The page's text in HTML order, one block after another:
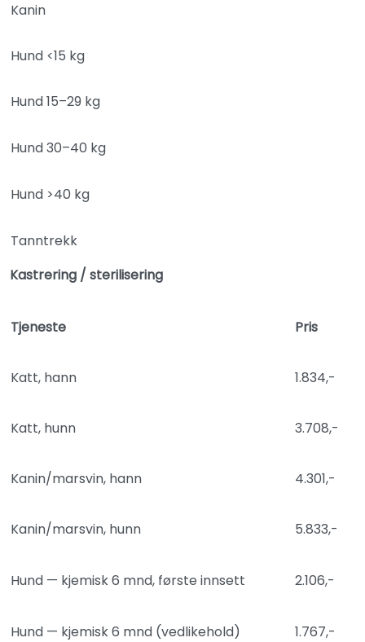
Kanin
Hund <15 kg
Hund 15–29 kg
Hund 30–40 kg
Hund >40 kg
Tanntrekk
Kastrering / sterilisering
Tjeneste Pris
Katt, hann 1.834,-
Katt, hunn 3.708,-
Kanin/marsvin, hann 4.301,-
Kanin/marsvin, hunn 5.833,-
Hund — kjemisk 6 mnd, første innsett 2.106,-
Hund — kjemisk 6 mnd (vedlikehold) 1.767,-